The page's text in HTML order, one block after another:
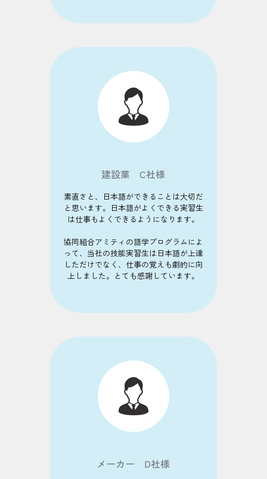
建設業 C社様
素直さと、日本語ができることは大切だ
と思います。日本語がよくできる実習生
は仕事もよくできるようになります。
協同組合アミティの語学プログラムによ
って、当社の技能実習生は日本語が上達
しただけでなく、仕事の覚えも劇的に向
上しました。とても感謝しています。
メーカー D社様